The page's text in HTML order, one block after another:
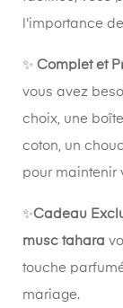
l'importance
✨ Complet et
vous avez
choix, une
coton, un
pour maintenir
✨Cadeau
musc tahara
touche
mariage.